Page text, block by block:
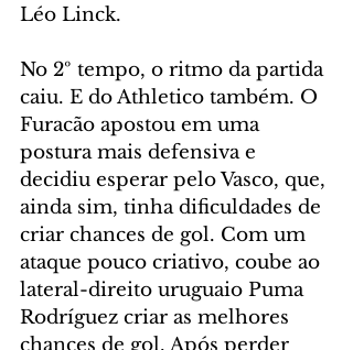
Léo Linck.
No 2º tempo, o ritmo da partida
caiu. E do Athletico também. O
Furacão apostou em uma
postura mais defensiva e
decidiu esperar pelo Vasco, que,
ainda sim, tinha dificuldades de
criar chances de gol. Com um
ataque pouco criativo, coube ao
lateral-direito uruguaio Puma
Rodríguez criar as melhores
chances de gol. Após perder